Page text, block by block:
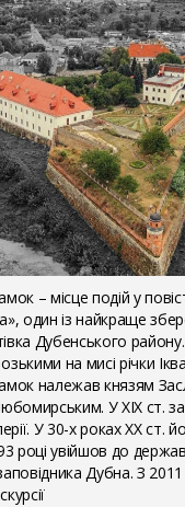
– місце подій у
один із найкраще
Дубенського
на мисі річки
належав князям
У ХІХ ст.
У 30-х роках ХХ ст.
році увійшов до
Дубна. З